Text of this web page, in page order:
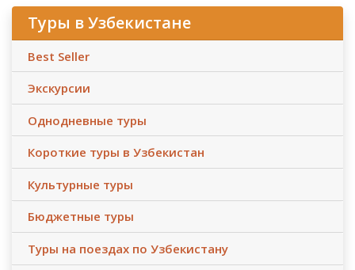
Туры в Узбекистане
Best Seller
Экскурсии
Однодневные туры
Короткие туры в Узбекистан
Культурные туры
Бюджетные туры
Туры на поездах по Узбекистану